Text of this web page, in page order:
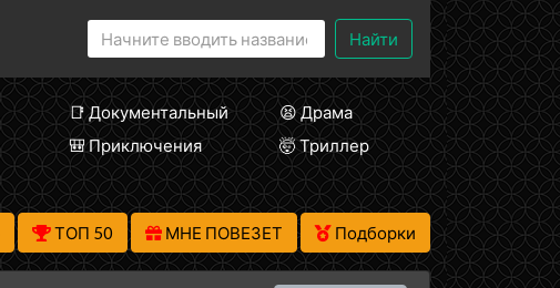
Найти
📑 Документальный
😫 Драма
🎒 Приключения
🤯 Триллер
ТОП 50 МНЕ ПОВЕЗЕТ Подборки